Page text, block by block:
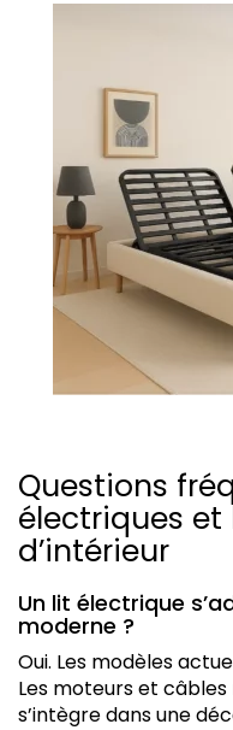
Questions
électriques et
d’intérieur
Un lit électrique
moderne ?
Oui. Les modèles
Les moteurs et câbles
s’intègre dans une